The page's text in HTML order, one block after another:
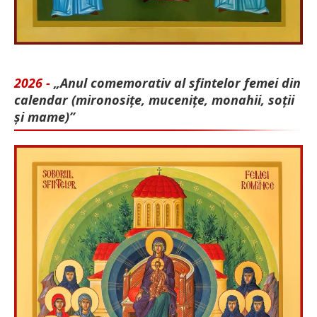
2026 - „Anul comemorativ al sfintelor femei din
calendar (mironosițe, mu­cenițe, monahii, soții
și mame)”